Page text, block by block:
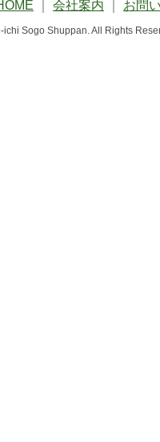
会社案内 お問
Sogo Shuppan. All Rights